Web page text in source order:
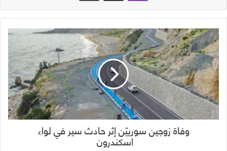
وفاة زوجين سورييّن إثر حادث سير في لواء
اسكندرون